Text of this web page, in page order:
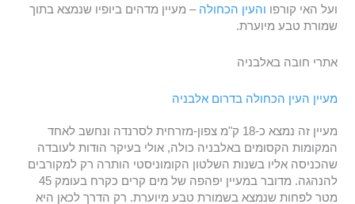
ועל האי קורפו והעין הכחולה – מעיין מדהים ביופיו שנמצא בתוך
שמורת טבע מיוערת.
אתרי חובה באלבניה
מעיין העין הכחולה בדרום אלבניה
מעיין זה נמצא כ-18 ק"מ צפון-מזרחית לסרנדה ונחשב לאחד
המקומות הקסומים באלבניה כולה, אולי בעיקר הודות לעובדה
שהכניסה אליו בשנות השלטון הקומוניסטי הותרה רק למקורבים
להנהגה. מדובר במעיין יפהפה של מים קרים כקרח בעומק 45
מטר לפחות שנמצא בשמורת טבע מיוערת. רק הדרך לכאן היא